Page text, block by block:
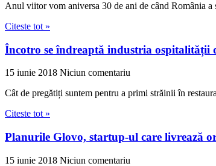
Anul viitor vom aniversa 30 de ani de când România a
Citeste tot »
Încotro se îndreaptă industria
15 iunie 2018 Niciun comentariu
Cât de pregătiți suntem pentru a primi străinii în
Citeste tot »
Planurile Glovo, startup-ul care livrează
15 iunie 2018 Niciun comentariu